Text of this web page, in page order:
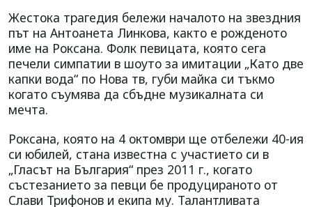
Жестока трагедия бележи началото на звездния
път на Антоанета Линкова, както е рожденото
име на Роксана. Фолк певицата, която сега
печели симпатии в шоуто за имитации „Като две
капки вода“ по Нова тв, губи майка си тъкмо
когато съумява да сбъдне музикалната си
мечта.
Роксана, която на 4 октомври ще отбележи 40-ия
си юбилей, стана известна с участието си в
„Гласът на България“ през 2011 г., когато
състезанието за певци бе продуцираното от
Слави Трифонов и екипа му. Талантливата